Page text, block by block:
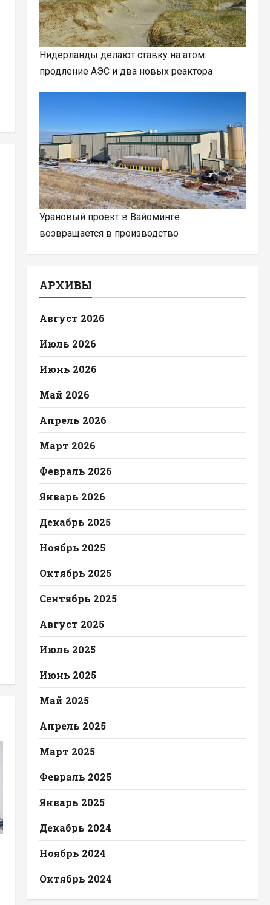
Нидерланды делают ставку на атом:
продление АЭС и два новых реактора
Урановый проект в Вайоминге
возвращается в производство
АРХИВЫ
Август 2026
Июль 2026
Июнь 2026
Май 2026
Апрель 2026
Март 2026
Февраль 2026
Январь 2026
Декабрь 2025
Ноябрь 2025
Октябрь 2025
Сентябрь 2025
Август 2025
Июль 2025
Июнь 2025
Май 2025
Апрель 2025
Март 2025
Февраль 2025
Январь 2025
Декабрь 2024
Ноябрь 2024
Октябрь 2024